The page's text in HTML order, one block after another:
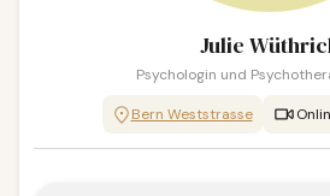
Julie
Psychologin und
Bern Weststrasse